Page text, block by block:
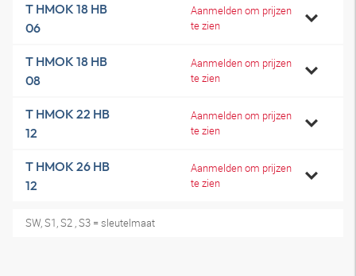
T HMOK 18 HB
06
Aanmelden om prijzen
te zien
T HMOK 18 HB
08
Aanmelden om prijzen
te zien
T HMOK 22 HB
12
Aanmelden om prijzen
te zien
T HMOK 26 HB
12
Aanmelden om prijzen
te zien
SW, S1, S2 , S3 = sleutelmaat